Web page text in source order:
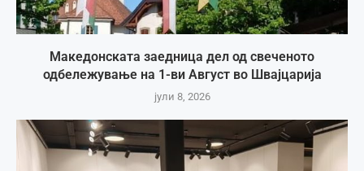
Македонската заедница дел од свеченото
одбележување на 1-ви Август во Швајцарија
јули 8, 2026